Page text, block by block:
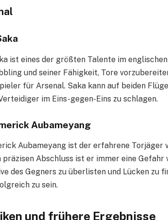
ist eines der größten Talente im
und seiner Fähigkeit, Tore
für Arsenal. Saka kann auf beiden
im Eins-gegen-Eins zu schlagen.
Aubameyang
Aubameyang ist der erfahrene Torjäger
präzisen Abschluss ist er immer eine Gefahr
des Gegners zu überlisten und Lücken zu
zu sein.
und frühere Ergebnisse